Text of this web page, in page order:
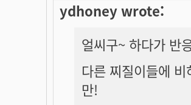
ydhoney wrote:
얼씨구~ 하다가 반
다른 찌질이들에
만!